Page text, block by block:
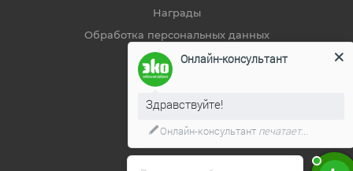
Награды
Обработка персональных данных
ПОМОЩЬ
Условия доставки
Онлайн-консультант
Здравствуйте!
Онлайн-консультантпечатает...